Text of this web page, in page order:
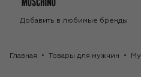
Добавить в любимые бренды
Главная Товары для мужчин